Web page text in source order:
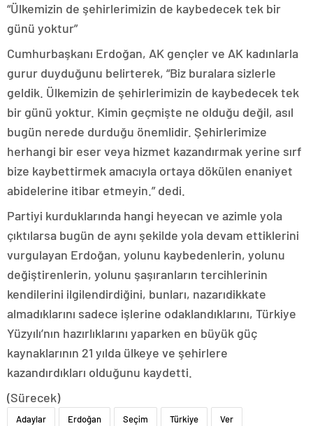
“Ülkemizin de şehirlerimizin de kaybedecek tek bir
günü yoktur”
Cumhurbaşkanı Erdoğan, AK gençler ve AK kadınlarla
gurur duyduğunu belirterek, “Biz buralara sizlerle
geldik. Ülkemizin de şehirlerimizin de kaybedecek tek
bir günü yoktur. Kimin geçmişte ne olduğu değil, asıl
bugün nerede durduğu önemlidir. Şehirlerimize
herhangi bir eser veya hizmet kazandırmak yerine sırf
bize kaybettirmek amacıyla ortaya dökülen enaniyet
abidelerine itibar etmeyin.” dedi.
Partiyi kurduklarında hangi heyecan ve azimle yola
çıktılarsa bugün de aynı şekilde yola devam ettiklerini
vurgulayan Erdoğan, yolunu kaybedenlerin, yolunu
değiştirenlerin, yolunu şaşıranların tercihlerinin
kendilerini ilgilendirdiğini, bunları, nazarıdikkate
almadıklarını sadece işlerine odaklandıklarını, Türkiye
Yüzyılı’nın hazırlıklarını yaparken en büyük güç
kaynaklarının 21 yılda ülkeye ve şehirlere
kazandırdıkları olduğunu kaydetti.
(Sürecek)
Adaylar Erdoğan Seçim Türkiye Ver